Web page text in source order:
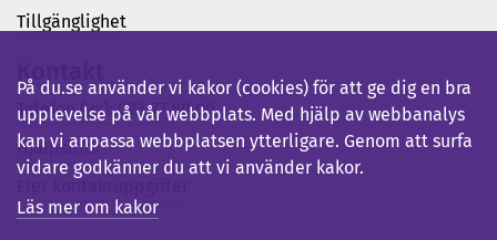
Tillgänglighet
Kontakt
Telefon (vx): 023-77 80 00
Hjälpsidor
På du.se använder vi kakor (cookies) för att ge dig en bra
upplevelse på vår webbplats. Med hjälp av webbanalys
kan vi anpassa webbplatsen ytterligare. Genom att surfa
vidare godkänner du att vi använder kakor.
Läs mer om kakor